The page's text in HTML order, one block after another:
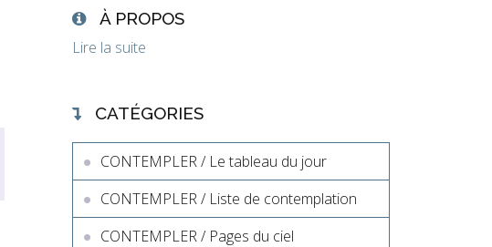
À PROPOS
Lire la suite
CATÉGORIES
CONTEMPLER / Le tableau du jour
CONTEMPLER / Liste de contemplation
CONTEMPLER / Pages du ciel